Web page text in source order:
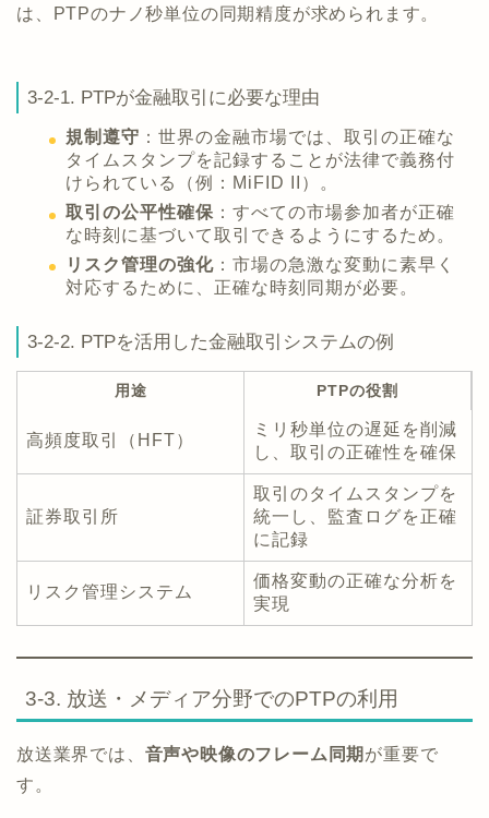
は、PTPのナノ秒単位の同期精度が求められます。
3-2-1. PTPが金融取引に必要な理由
規制遵守 ：世界の金融市場では、取引の正確な
タイムスタンプを記録することが法律で義務付
けられている（例：MiFID II）。
取引の公平性確保 ：すべての市場参加者が正確
な時刻に基づいて取引できるようにするため。
リスク管理の強化 ：市場の急激な変動に素早く
対応するために、正確な時刻同期が必要。
3-2-2. PTPを活用した金融取引システムの例
用途 PTPの役割
高頻度取引（HFT）
ミリ秒単位の遅延を削減
し、取引の正確性を確保
証券取引所
取引のタイムスタンプを
統一し、監査ログを正確
に記録
リスク管理システム
価格変動の正確な分析を
実現
3-3. 放送・メディア分野でのPTPの利用
放送業界では、 音声や映像のフレーム同期 が重要で
す。